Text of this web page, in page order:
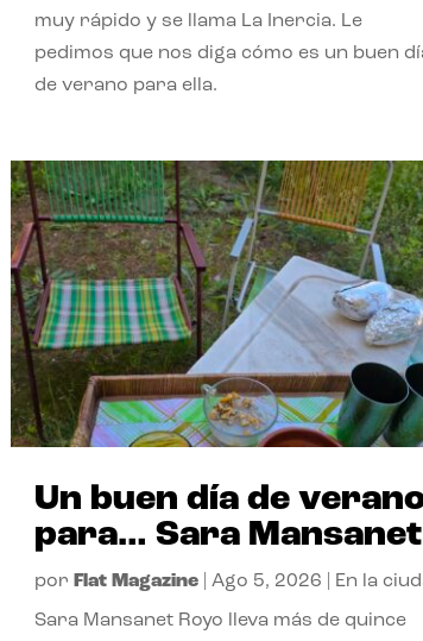
muy rápido y se llama La Inercia. Le
pedimos que nos diga cómo es un buen
de verano para ella.
Un buen día de
para… Sara Mansanet
por Flat Magazine| Ago 5, 2026 En la
Sara Mansanet Royo lleva más de quince